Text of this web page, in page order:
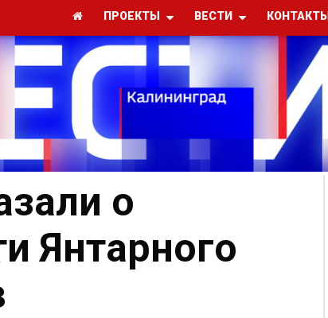
ПРОЕКТЫ ВЕСТИ КОНТАКТЫ
о
Янтарного